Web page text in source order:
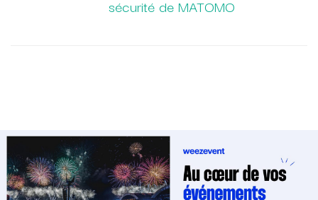
sécurité de MATOMO